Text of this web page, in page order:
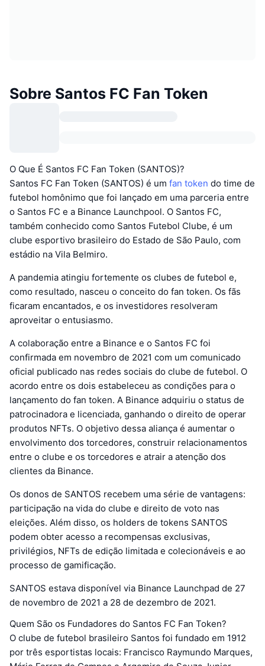
Sobre Santos FC Fan Token
O Que É Santos FC Fan Token (SANTOS)?
Santos FC Fan Token (SANTOS) é um fan token do time de
futebol homônimo que foi lançado em uma parceria entre
o Santos FC e a Binance Launchpool. O Santos FC,
também conhecido como Santos Futebol Clube, é um
clube esportivo brasileiro do Estado de São Paulo, com
estádio na Vila Belmiro.
A pandemia atingiu fortemente os clubes de futebol e,
como resultado, nasceu o conceito do fan token. Os fãs
ficaram encantados, e os investidores resolveram
aproveitar o entusiasmo.
A colaboração entre a Binance e o Santos FC foi
confirmada em novembro de 2021 com um comunicado
oficial publicado nas redes sociais do clube de futebol. O
acordo entre os dois estabeleceu as condições para o
lançamento do fan token. A Binance adquiriu o status de
patrocinadora e licenciada, ganhando o direito de operar
produtos NFTs. O objetivo dessa aliança é aumentar o
envolvimento dos torcedores, construir relacionamentos
entre o clube e os torcedores e atrair a atenção dos
clientes da Binance.
Os donos de SANTOS recebem uma série de vantagens:
participação na vida do clube e direito de voto nas
eleições. Além disso, os holders de tokens SANTOS
podem obter acesso a recompensas exclusivas,
privilégios, NFTs de edição limitada e colecionáveis e ao
processo de gamificação.
SANTOS estava disponível via Binance Launchpad de 27
de novembro de 2021 a 28 de dezembro de 2021.
Quem São os Fundadores do Santos FC Fan Token?
O clube de futebol brasileiro Santos foi fundado em 1912
por três esportistas locais: Francisco Raymundo Marques,